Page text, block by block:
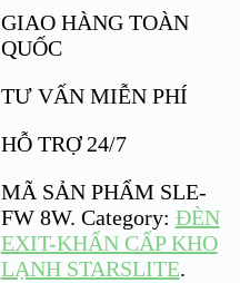
GIAO HÀNG TOÀN
QUỐC
TƯ VẤN MIỄN PHÍ
HỖ TRỢ 24/7
MÃ SẢN PHẨM SLE-
FW 8W. Category: ĐÈN
EXIT-KHẨN CẤP KHO
LẠNH STARSLITE.